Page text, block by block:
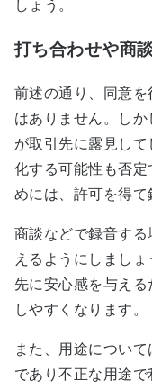
しょう。
打ち合わせや商
前述の通り、同意
はありません。し
が取引先に露見し
化する可能性も否
めには、許可を得て
商談などで録音す
えるようにしまし
先に安心感を与え
しやすくなります。
また、用途につい
であり不正な用途